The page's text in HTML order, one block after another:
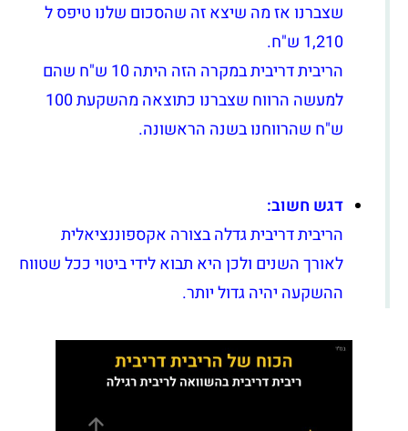
שצברנו אז מה שיצא זה שהסכום שלנו טיפס ל
1,210 ש"ח.
הריבית דריבית במקרה הזה היתה 10 ש"ח שהם
למעשה הרווח שצברנו כתוצאה מהשקעת 100
ש"ח שהרווחנו בשנה הראשונה.
דגש חשוב:
הריבית דריבית גדלה בצורה אקספוננציאלית
לאורך השנים ולכן היא תבוא לידי ביטוי ככל שטווח
ההשקעה יהיה גדול יותר.